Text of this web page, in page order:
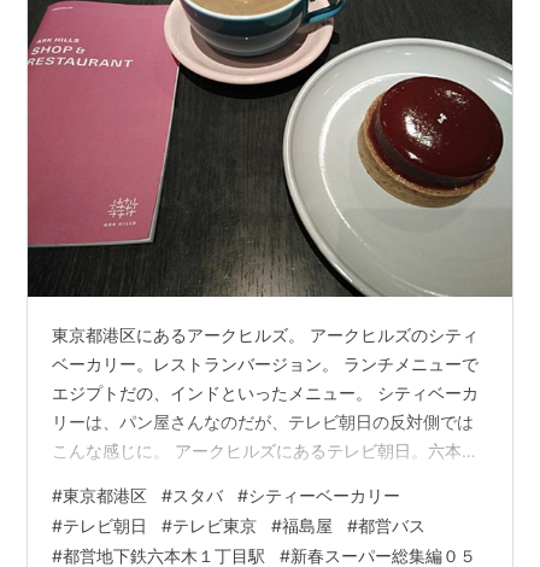
東京都港区にあるアークヒルズ。 アークヒルズのシティ
ベーカリー。レストランバージョン。 ランチメニューで
エジプトだの、インドといったメニュー。 シティベーカ
リーは、パン屋さんなのだが、テレビ朝日の反対側では
こんな感じに。 アークヒルズにあるテレビ朝日。六本木
ちょうど首都高速3号と都心環状線がぶつかったところに
あります。 六本木一丁目駅。六本木ですが、六本木方面
#東京都港区 #スタバ #シティーベーカリー
#テレビ朝日 #テレビ東京 #福島屋 #都営バス
#都営地下鉄六本木１丁目駅 #新春スーパー総集編０５